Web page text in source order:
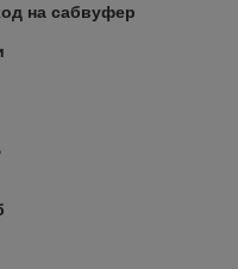
на сабвуфер